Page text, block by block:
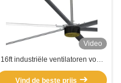
Video
16ft industriële ventilatoren voor
optimale luchtcirculatie in school-
en gymnasiumruimten 0,3 kW
Vind de beste prijs